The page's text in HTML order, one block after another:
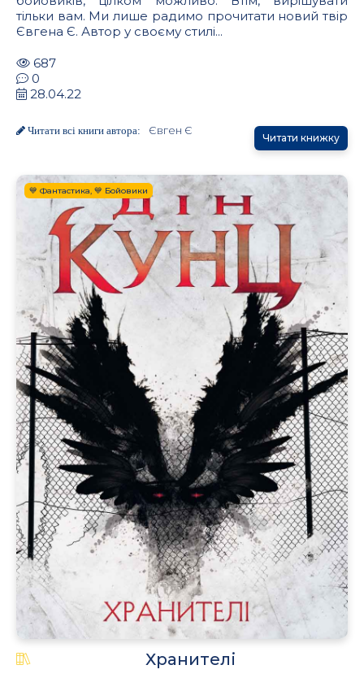
тільки вам. Ми лише радимо прочитати новий твір
Євгена Є. Автор у своєму стилі...
687
0
28.04.22
Читати всі книги автора: Євген Є
Читати книжку
💙 Фантастика, 💙 Бойовики
Хранителі